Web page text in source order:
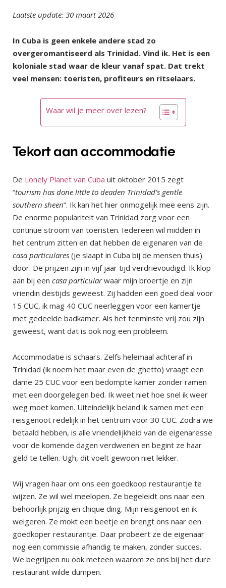
Laatste update: 30 maart 2026
In Cuba is geen enkele andere stad zo
overgeromantiseerd als Trinidad. Vind ik. Het is een
koloniale stad waar de kleur vanaf spat. Dat trekt
veel mensen: toeristen, profiteurs en ritselaars.
Waar wil je meer over lezen?
Tekort aan accommodatie
De Lonely Planet van Cuba uit oktober 2015 zegt
“tourism has done little to deaden Trinidad’s gentle
southern sheen”. Ik kan het hier onmogelijk mee eens zijn.
De enorme populariteit van Trinidad zorg voor een
continue stroom van toeristen. Iedereen wil midden in
het centrum zitten en dat hebben de eigenaren van de
casa particulares (je slaapt in Cuba bij de mensen thuis)
door. De prijzen zijn in vijf jaar tijd verdrievoudigd. Ik klop
aan bij een casa particularwaar mijn broertje en zijn
vriendin destijds geweest. Zij hadden een goed deal voor
15 CUC, ik mag 40 CUC neerleggen voor een kamertje
met gedeelde badkamer. Als het tenminste vrij zou zijn
geweest, want dat is ook nog een probleem.
Accommodatie is schaars. Zelfs helemaal achteraf in
Trinidad (ik noem het maar even de ghetto) vraagt een
dame 25 CUC voor een bedompte kamer zonder ramen
met een doorgelegen bed. Ik weet niet hoe snel ik weer
weg moet komen. Uiteindelijk beland ik samen met een
reisgenoot redelijk in het centrum voor 30 CUC. Zodra we
betaald hebben, is alle vriendelijkheid van de eigenaresse
voor de komende dagen verdwenen en begint ze haar
geld te tellen. Ugh, dit voelt gewoon niet lekker.
Wij vragen haar om ons een goedkoop restaurantje te
wijzen. Ze wil wel meelopen. Ze begeleidt ons naar een
behoorlijk prijzig en chique ding. Mijn reisgenoot en ik
weigeren. Ze mokt een beetje en brengt ons naar een
goedkoper restaurantje. Daar probeert ze de eigenaar
nog een commissie afhandig te maken, zonder succes.
We begrijpen nu ook meteen waarom ze ons bij het dure
restaurant wilde dumpen.